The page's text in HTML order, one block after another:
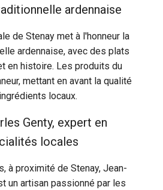
ardennaise
de Stenay met à l'honneur la
ardennaise, avec des plats
en histoire. Les produits du
mettant en avant la qualité
locaux.
Genty, expert en
locales
à proximité de Stenay, Jean-
un artisan passionné par les